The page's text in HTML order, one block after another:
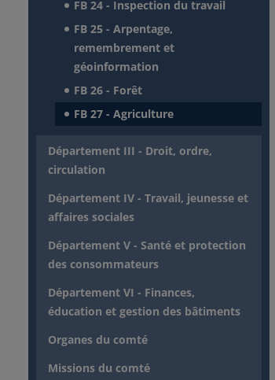
FB 24 - Inspection du travail
FB 25 - Arpentage,
remembrement et
géoinformation
FB 26 - Forêt
FB 27 - Agriculture
Département III - Droit, ordre,
circulation
Département IV - Travail, jeunesse et
affaires sociales
Département V - Santé et protection
des consommateurs
Département VI - Finances,
éducation et gestion des bâtiments
Organes du comté
Missions du comté